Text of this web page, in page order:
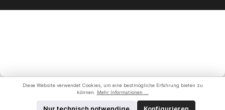
Diese Website verwendet Cookies, um eine bestmögliche Erfahrung bieten zu
können.
Mehr Informationen ...